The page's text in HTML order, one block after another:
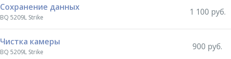
Сохранение данных
BQ 5209L Strike
1 100 руб.
Чистка камеры
BQ 5209L Strike
900 руб.